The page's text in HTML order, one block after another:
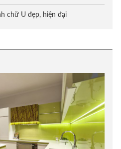
chữ U đẹp, hiện đại